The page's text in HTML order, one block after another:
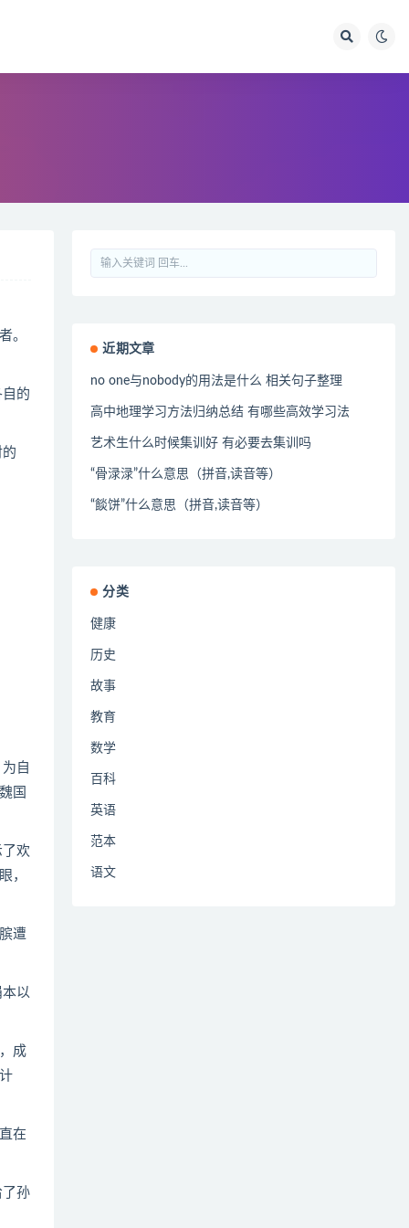
。
的
自
国
欢
，
遭
以
成
在
孙
近期文章
no one与nobody的用法是什么 相关句子整理
高中地理学习方法归纳总结 有哪些高效学习法
艺术生什么时候集训好 有必要去集训吗
“骨渌渌”什么意思（拼音,读音等）
“餤饼”什么意思（拼音,读音等）
分类
健康
历史
故事
教育
数学
百科
英语
范本
语文